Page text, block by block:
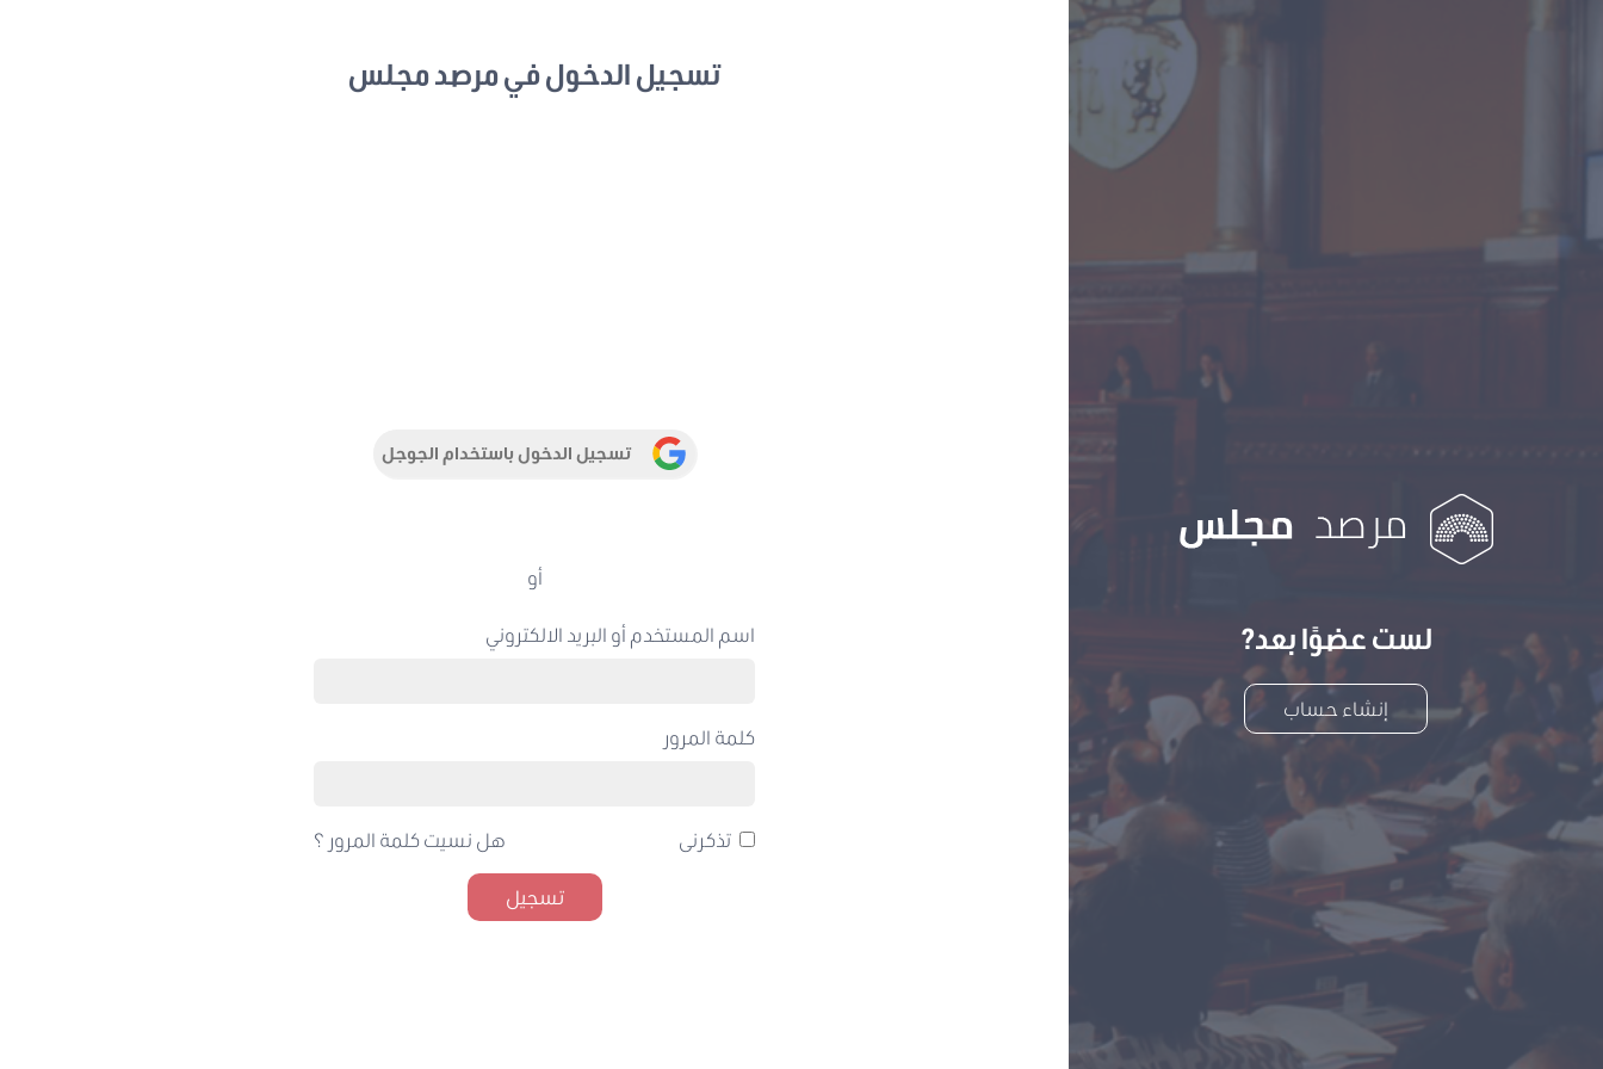
لست عضوًا بعد?
إنشاء حساب
تسجيل الدخول في مرصد مجلس
تسجيل الدخول باستخدام الجوجل
أو
اسم المستخدم أو البريد الالكتروني
كلمة المرور
تذكرنى هل نسيت كلمة المرور ؟